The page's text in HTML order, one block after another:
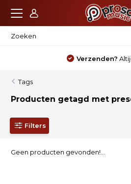
Verzenden?
Tags
Producten getagd met
Filters
Geen producten gevonden!...